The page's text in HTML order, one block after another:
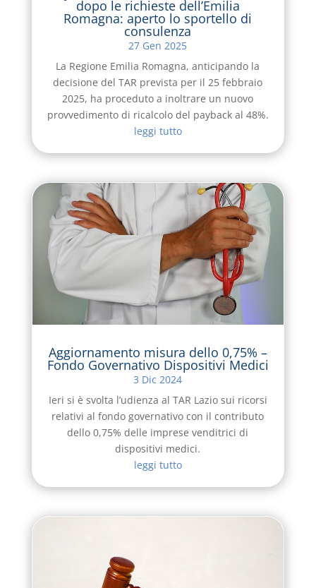
dopo le richieste dell’Emilia
Romagna: aperto lo sportello di
consulenza
27 Gen 2025
La Regione Emilia Romagna, anticipando la
decisione del TAR prevista per il 25 febbraio
2025, ha proceduto a inoltrare un nuovo
provvedimento di ricalcolo del payback al 48%.
leggi tutto
Aggiornamento misura dello 0,75% –
Fondo Governativo Dispositivi Medici
3 Dic 2024
Ieri si è svolta l’udienza al TAR Lazio sui ricorsi
relativi al fondo governativo con il contributo
dello 0,75% delle imprese venditrici di
dispositivi medici.
leggi tutto